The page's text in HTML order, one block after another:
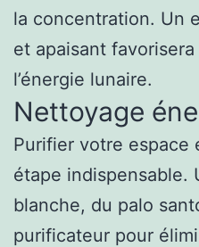
la concentration. Un
et apaisant
l’énergie lunaire.
Nettoyage
Purifier votre espace
étape indispensable.
blanche, du palo
purificateur pour